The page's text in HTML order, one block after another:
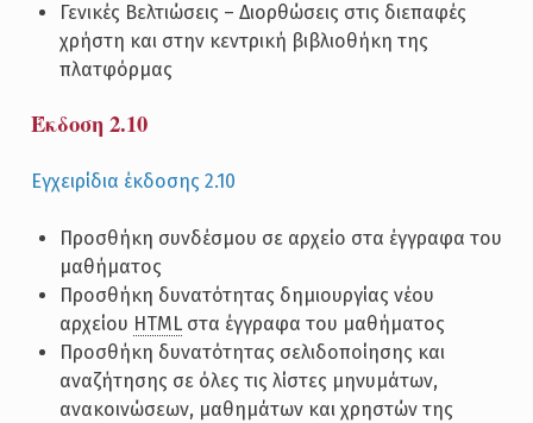
Γενικές Βελτιώσεις – Διορθώσεις στις διεπαφές
χρήστη και στην κεντρική βιβλιοθήκη της
πλατφόρμας
Έκδοση 2.10
Εγχειρίδια έκδοσης 2.10
Προσθήκη συνδέσμου σε αρχείο στα έγγραφα του
μαθήματος
Προσθήκη δυνατότητας δημιουργίας νέου
αρχείου HTMLστα έγγραφα του μαθήματος
Προσθήκη δυνατότητας σελιδοποίησης και
αναζήτησης σε όλες τις λίστες μηνυμάτων,
ανακοινώσεων, μαθημάτων και χρηστών της